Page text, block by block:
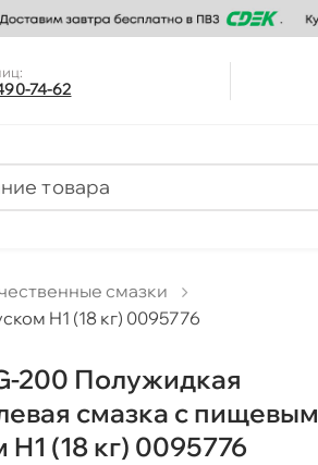
74-62
смазки
H1 (18 кг) 0095776
200 Полужидкая
смазка с пищевым
(18 кг) 0095776